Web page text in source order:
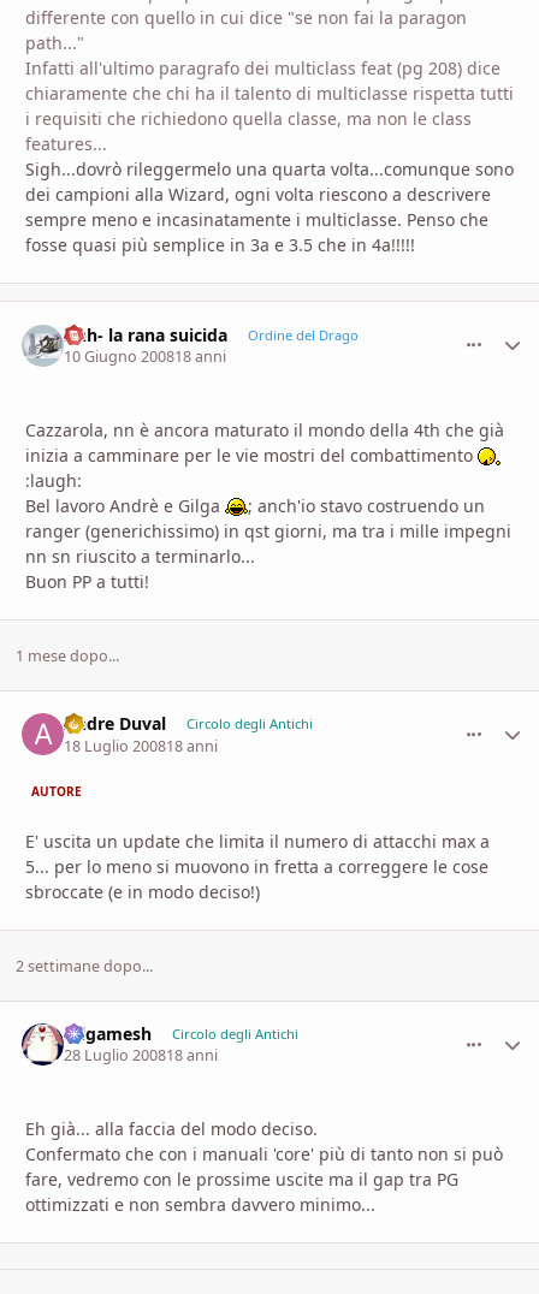
differente con quello in cui dice "se non fai la paragon
path..."
Infatti all'ultimo paragrafo dei multiclass feat (pg 208) dice
chiaramente che chi ha il talento di multiclasse rispetta tutti
i requisiti che richiedono quella classe, ma non le class
features...
Sigh...dovrò rileggermelo una quarta volta...comunque sono
dei campioni alla Wizard, ogni volta riescono a descrivere
sempre meno e incasinatamente i multiclasse. Penso che
fosse quasi più semplice in 3a e 3.5 che in 4a!!!!!
Anh- la rana suicida Ordine del Drago
10 Giugno 200818 anni
Cazzarola, nn è ancora maturato il mondo della 4th che già
inizia a camminare per le vie mostri del combattimento
:laugh:
Bel lavoro Andrè e Gilga
; anch'io stavo costruendo un
ranger (generichissimo) in qst giorni, ma tra i mille impegni
nn sn riuscito a terminarlo...
Buon PP a tutti!
1 mese dopo...
Andre Duval Circolo degli Antichi
18 Luglio 200818 anni
AUTORE
E' uscita un update che limita il numero di attacchi max a
5... per lo meno si muovono in fretta a correggere le cose
sbroccate (e in modo deciso!)
2 settimane dopo...
Gilgamesh Circolo degli Antichi
28 Luglio 200818 anni
Eh già... alla faccia del modo deciso.
Confermato che con i manuali 'core' più di tanto non si può
fare, vedremo con le prossime uscite ma il gap tra PG
ottimizzati e non sembra davvero minimo...